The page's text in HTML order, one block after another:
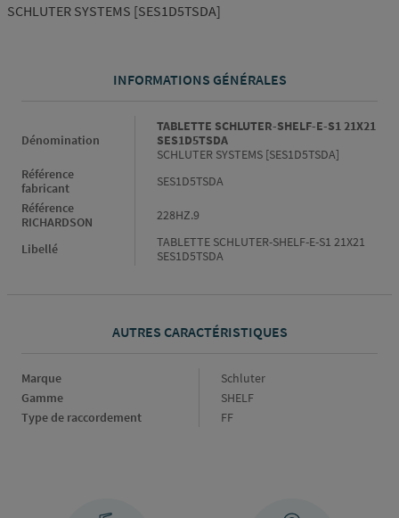
SCHLUTER SYSTEMS [SES1D5TSDA]
INFORMATIONS GÉNÉRALES
Informations générales
Dénomination
TABLETTE SCHLUTER-SHELF-E-S1 21X21
SES1D5TSDA
SCHLUTER SYSTEMS [SES1D5TSDA]
Référence
fabricant
SES1D5TSDA
Référence
RICHARDSON
228HZ.9
Libellé
TABLETTE SCHLUTER-SHELF-E-S1 21X21
SES1D5TSDA
AUTRES CARACTÉRISTIQUES
Marque Marque
Schluter
Gamme
Gamme
SHELF
Type de raccordement
Type
FF